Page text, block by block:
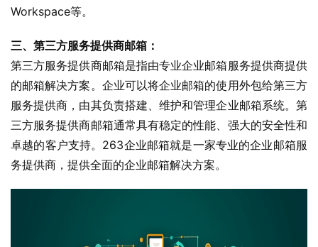
Workspace等。
三、第三方服务提供商邮箱：
第三方服务提供商邮箱是指由专业企业邮箱服务提供商提供
的邮箱解决方案。企业可以将企业邮箱的使用外包给第三方
服务提供商，由其负责搭建、维护和管理企业邮箱系统。第
三方服务提供商邮箱通常具有稳定的性能、强大的安全性和
卓越的客户支持。263企业邮箱就是一家专业的企业邮箱服
务提供商，提供全面的企业邮箱解决方案。